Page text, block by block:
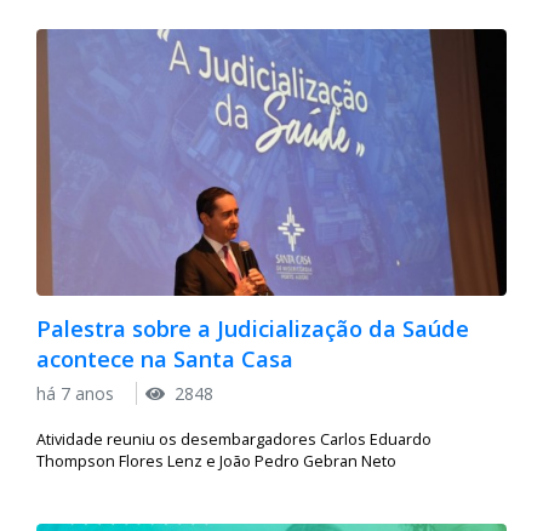
Palestra sobre a Judicialização da Saúde
acontece na Santa Casa
há 7 anos 2848
Atividade reuniu os desembargadores Carlos Eduardo
Thompson Flores Lenz e João Pedro Gebran Neto